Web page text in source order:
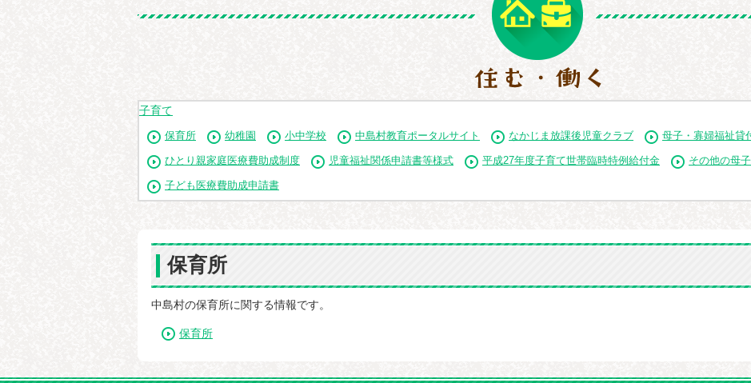
子育て
保育所 幼稚園 小中学校 中島村教育ポータルサイト なかじま放課後児童クラブ 母子・寡婦福祉貸
ひとり親家庭医療費助成制度 児童福祉関係申請書等様式 平成27年度子育て世帯臨時特例給付金 その他の母
子ども医療費助成申請書
保育所
中島村の保育所に関する情報です。
保育所